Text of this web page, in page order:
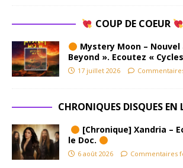
COUP DE COEUR
Mystery Moon – Nouvel
Beyond ». Ecoutez «
17 juillet 2026
CHRONIQUES DISQUES EN
[Chronique] Xandria –
le Doc.
6 août 2026 Commentaires